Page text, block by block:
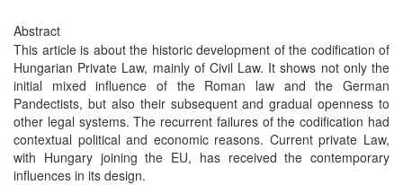
Abstract
This article is about the historic development of the codification of
Hungarian Private Law, mainly of Civil Law. It shows not only the
initial mixed influence of the Roman law and the German
Pandectists, but also their subsequent and gradual openness to
other legal systems. The recurrent failures of the codification had
contextual political and economic reasons. Current private Law,
with Hungary joining the EU, has received the contemporary
influences in its design.